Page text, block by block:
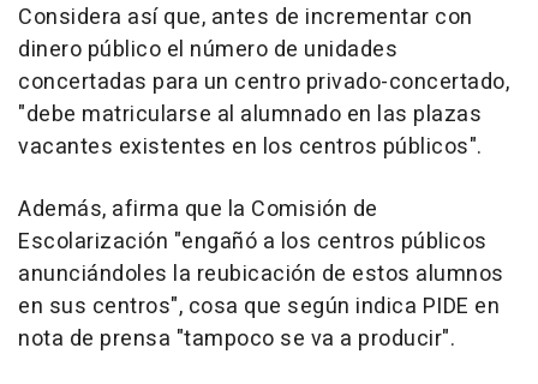
Considera así que, antes de incrementar con
dinero público el número de unidades
concertadas para un centro privado-concertado,
"debe matricularse al alumnado en las plazas
vacantes existentes en los centros públicos".
Además, afirma que la Comisión de
Escolarización "engañó a los centros públicos
anunciándoles la reubicación de estos alumnos
en sus centros", cosa que según indica PIDE en
nota de prensa "tampoco se va a producir".